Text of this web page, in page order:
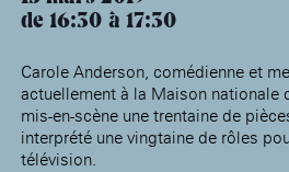
de 16:30
17:30
Carole Anderson, comédienne et
actuellement à la Maison nationale
mis-en-scène une trentaine de
interprété une vingtaine de rôles
télévision.